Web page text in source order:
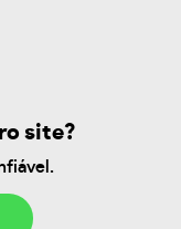
site?